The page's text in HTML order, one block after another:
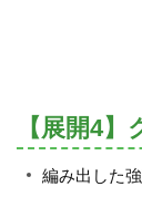
【展開4
編み出した